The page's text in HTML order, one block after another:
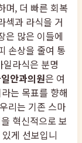
며, 더 빠른 회복
섹과 라식을 거
은 많은 이들에
손상을 줄여 통
라식은 분명
안과의원은 여
는 목표를 향해
리는 기존 스마
혁신적으로 보
게 선보입니